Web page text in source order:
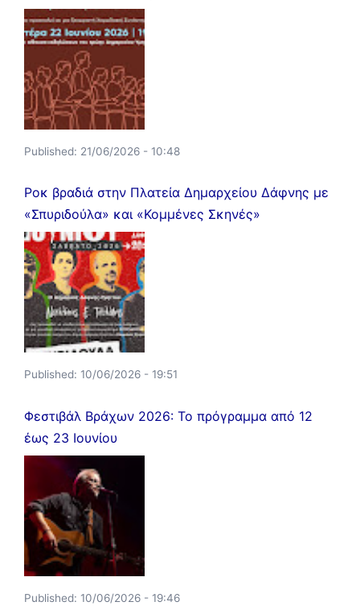
Published: 21/06/2026 - 10:48
Ροκ βραδιά στην Πλατεία Δημαρχείου Δάφνης με
«Σπυριδούλα» και «Κομμένες Σκηνές»
Published: 10/06/2026 - 19:51
Φεστιβάλ Βράχων 2026: Το πρόγραμμα από 12
έως 23 Ιουνίου
Published: 10/06/2026 - 19:46